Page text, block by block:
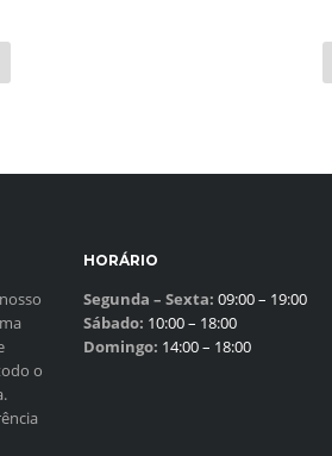
o
HORÁRIO
Segunda – Sexta: 09:00 – 19:00
Sábado: 10:00 – 18:00
Domingo: 14:00 – 18:00